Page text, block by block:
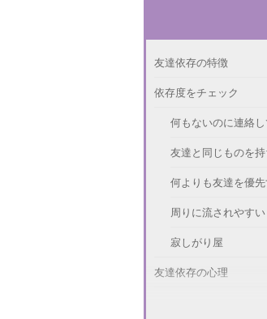
友達依存の特徴
依存度をチェック
何もないのに連絡し
友達と同じものを
何よりも友達を優
周りに流されやすい
寂しがり屋
友達依存の心理